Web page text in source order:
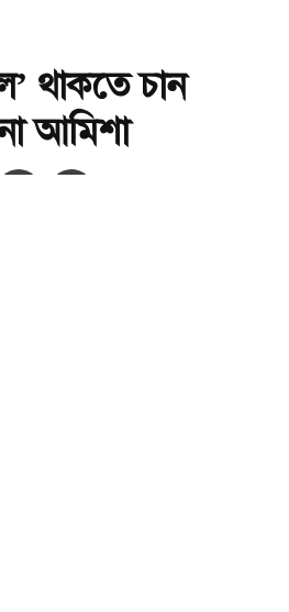
থাকতে চান
আমিশা